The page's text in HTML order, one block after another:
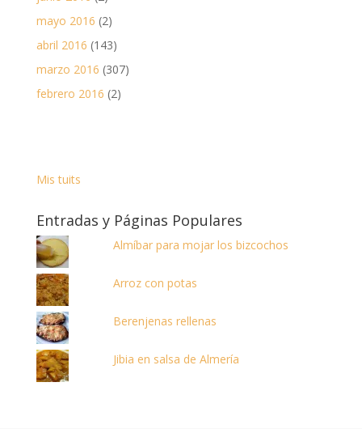
mayo 2016 (2)
abril 2016 (143)
marzo 2016 (307)
febrero 2016 (2)
Mis tuits
Entradas y Páginas Populares
Almíbar para mojar los bizcochos
Arroz con potas
Berenjenas rellenas
Jibia en salsa de Almería